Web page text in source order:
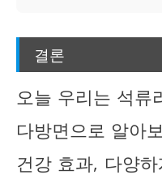
결론
오늘 우리는 석류
다방면으로 알아
건강 효과, 다양